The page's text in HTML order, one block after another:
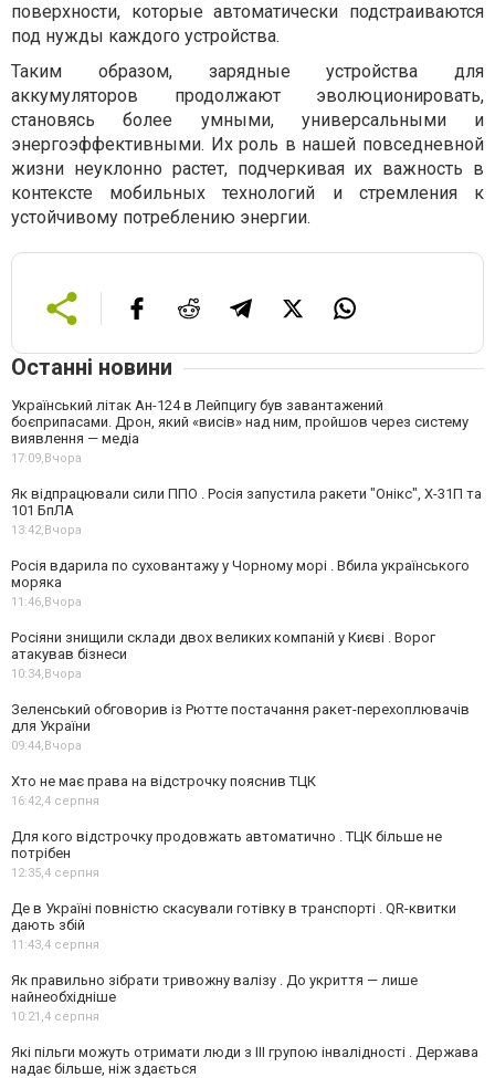
поверхности, которые автоматически подстраиваются
под нужды каждого устройства.
Таким образом, зарядные устройства для
аккумуляторов продолжают эволюционировать,
становясь более умными, универсальными и
энергоэффективными. Их роль в нашей повседневной
жизни неуклонно растет, подчеркивая их важность в
контексте мобильных технологий и стремления к
устойчивому потреблению энергии.
Останні новини
Український літак Ан-124 в Лейпцигу був завантажений
боєприпасами. Дрон, який «висів» над ним, пройшов через систему
виявлення — медіа
17:09,Вчора
Як відпрацювали сили ППО . Росія запустила ракети "Онікс", Х-31П та
101 БпЛА
13:42,Вчора
Росія вдарила по суховантажу у Чорному морі . Вбила українського
моряка
11:46,Вчора
Росіяни знищили склади двох великих компаній у Києві . Ворог
атакував бізнеси
10:34,Вчора
Зеленський обговорив із Рютте постачання ракет-перехоплювачів
для України
09:44,Вчора
Хто не має права на відстрочку пояснив ТЦК
16:42,4 серпня
Для кого відстрочку продовжать автоматично . ТЦК більше не
потрібен
12:35,4 серпня
Де в Україні повністю скасували готівку в транспорті . QR-квитки
дають збій
11:43,4 серпня
Як правильно зібрати тривожну валізу . До укриття — лише
найнеобхідніше
10:21,4 серпня
Які пільги можуть отримати люди з III групою інвалідності . Держава
надає більше, ніж здається